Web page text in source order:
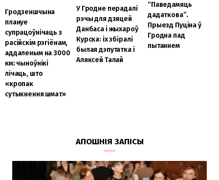
Гродзеншчына
плануе
супрацоўнічаць з
расійскім рэгіёнам,
аддаленым на 3000
км: чыноўнікі
лічаць, што
«кропак
сутыкнення шмат»
У Гродне перадалі
рэчы для дзяцей
Данбаса і жыхароў
Курска: іх збіралі
былая дэпутатка і
Аляксей Талай
“Паведамяць
дадаткова”.
Прыезд Пуціна ў
Гродна пад
пытаннем
АПОШНІЯ ЗАПІСЫ